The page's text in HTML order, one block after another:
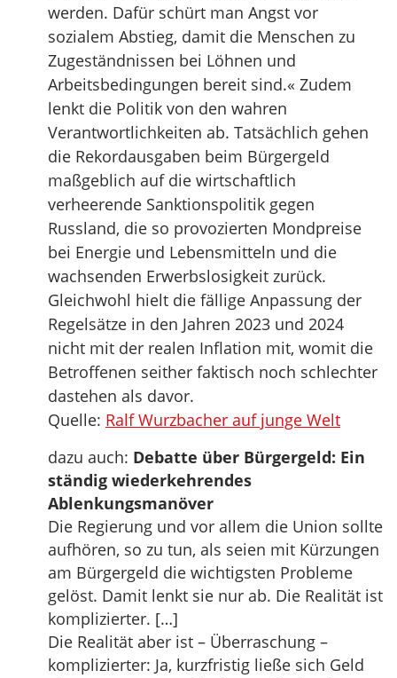
werden. Dafür schürt man Angst vor
sozialem Abstieg, damit die Menschen zu
Zugeständnissen bei Löhnen und
Arbeitsbedingungen bereit sind.« Zudem
lenkt die Politik von den wahren
Verantwortlichkeiten ab. Tatsächlich gehen
die Rekordausgaben beim Bürgergeld
maßgeblich auf die wirtschaftlich
verheerende Sanktionspolitik gegen
Russland, die so provozierten Mondpreise
bei Energie und Lebensmitteln und die
wachsenden Erwerbslosigkeit zurück.
Gleichwohl hielt die fällige Anpassung der
Regelsätze in den Jahren 2023 und 2024
nicht mit der realen Inflation mit, womit die
Betroffenen seither faktisch noch schlechter
dastehen als davor.
Quelle: Ralf Wurzbacher auf junge Welt
dazu auch: Debatte über Bürgergeld: Ein
ständig wiederkehrendes
Ablenkungsmanöver
Die Regierung und vor allem die Union sollte
aufhören, so zu tun, als seien mit Kürzungen
am Bürgergeld die wichtigsten Probleme
gelöst. Damit lenkt sie nur ab. Die Realität ist
komplizierter. […]
Die Realität aber ist – Überraschung –
komplizierter: Ja, kurzfristig ließe sich Geld